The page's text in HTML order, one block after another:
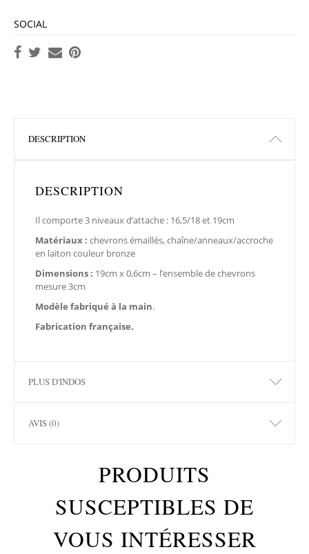
SOCIAL
DESCRIPTION
DESCRIPTION
Il comporte 3 niveaux d’attache : 16,5/18 et 19cm
Matériaux : chevrons émaillés, chaîne/anneaux/accroche
en laiton couleur bronze
Dimensions : 19cm x 0,6cm – l’ensemble de chevrons
mesure 3cm
Modèle fabriqué à la main.
Fabrication française.
PLUS D'INDOS
AVIS (0)
PRODUITS
SUSCEPTIBLES DE
VOUS INTÉRESSER